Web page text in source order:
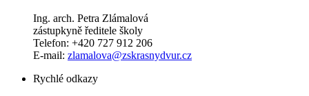
Ing. arch. Petra Zlámalová
zástupkyně ředitele školy
Telefon: +420 727 912 206
E-mail: zlamalova@zskrasnydvur.cz
Rychlé odkazy